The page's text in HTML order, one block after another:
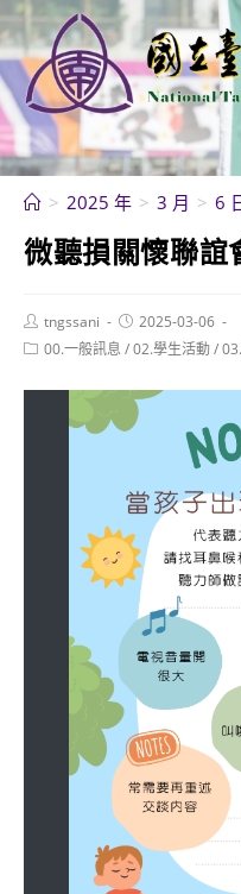
跳
轉
至
主
要
內
> 2025 年 > 3 月 > 6
微聽損關懷聯誼
Post
author:
tngssani
Post
published:
2025-03-06
Post00.一般訊息 /02.學生活動/